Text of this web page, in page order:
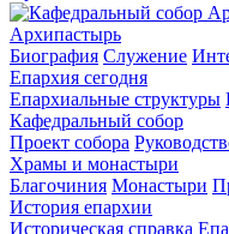
Архипастырь
Биография Служение
Епархия сегодня
Епархиальные структуры
Кафедральный собор
Проект собора
Храмы и монастыри
Благочиния Монастыри
История епархии
Историческая справка